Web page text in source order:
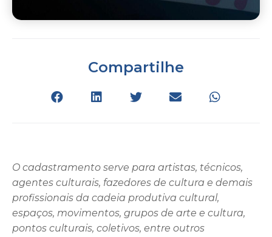
Compartilhe
O cadastramento serve para artistas, técnicos,
agentes culturais, fazedores de cultura e demais
profissionais da cadeia produtiva cultural,
espaços, movimentos, grupos de arte e cultura,
pontos culturais, coletivos, entre outros